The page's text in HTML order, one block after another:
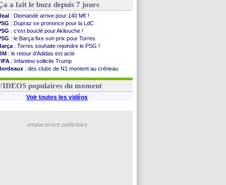
a fait le buzz depuis 7 jours
: Diomandé arrive pour 140 M€ !
: Dupraz se prononce pour la LdC
: c'est bouclé pour Akliouche !
: le Barça fixe son prix pour Torres
: Torres souhaite rejoindre le PSG !
: le retour d'Adidas est acté
: Infantino sollicite Trump
: des clubs de N1 montent au créneau
: le démenti de Leipzig pour Diomandé
populaires du moment
Voir toutes les vidéos
emplacement publicitaire